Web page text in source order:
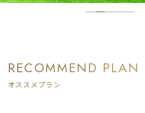
RECOMMEND PLAN
オススメプラン